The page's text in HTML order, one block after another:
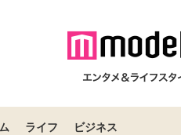
ライフ ビジネス